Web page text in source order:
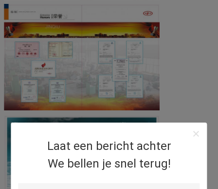
Laat een bericht achter
We bellen je snel terug!